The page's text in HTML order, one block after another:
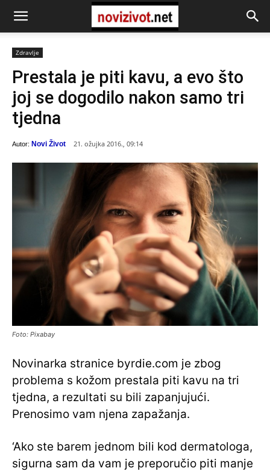
Zdravlje
Prestala je piti kavu, a evo što
joj se dogodilo nakon samo tri
tjedna
Autor: Novi Život 21. ožujka 2016., 09:14
Foto: Pixabay
Novinarka stranice byrdie.com je zbog
problema s kožom prestala piti kavu na tri
tjedna, a rezultati su bili zapanjujući.
Prenosimo vam njena zapažanja.
‘Ako ste barem jednom bili kod dermatologa,
sigurna sam da vam je preporučio piti manje